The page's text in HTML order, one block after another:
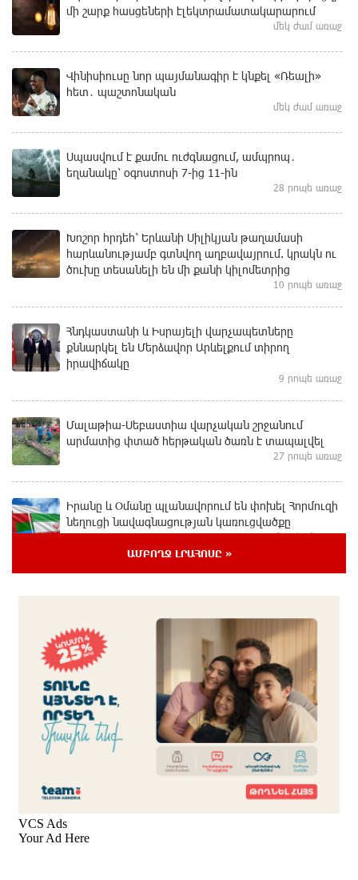
մի շարք հասցեների էլեկտրամատակարարում
մեկ ժամ առաջ
Վինիսիուսը նոր պայմանագիր է կնքել «Ռեալի»
հետ․ պաշտոնական
մեկ ժամ առաջ
Սպասվում է քամու ուժգնացում, ամպրոպ․
եղանակը՝ օգոստոսի 7-ից 11-ին
28 րոպե առաջ
Խոշոր հրդեհ՝ Երևանի Սիլիկյան թաղամասի
հարևանությամբ գտնվող աղբավայրում. կրակն ու
ծուխը տեսանելի են մի քանի կիլոմետրից
10 րոպե առաջ
Հնդկաստանի և Իսրայելի վարչապետները
քննարկել են Մերձավոր Արևելքում տիրող
իրավիճակը
9 րոպե առաջ
Մալաթիա-Սեբաստիա վարչական շրջանում
արմատից փտած հերթական ծառն է տապալվել
27 րոպե առաջ
Իրանը և Օմանը պլանավորում են փոխել Հորմուզի
նեղուցի նավագնացության կառուցվածքը
մեկ ժամ առաջ
մեկ ժամ առաջ
Վթար Լոռու մարզում․ փրկարարները վարորդին
դուրս են բերել արգելափակումից
մեկ ժամ առաջ
Երևանում երթուղիների փոփոխություն կլինի
2 ժամ առաջ
Օգոստոսի 7-ին՝ Գարեգին Բ Ամենայն Հայոց
Կաթողիկոսի դատական նիստը
ԱՄԲՈՂՋ ԼՐԱՀՈՍԸ »